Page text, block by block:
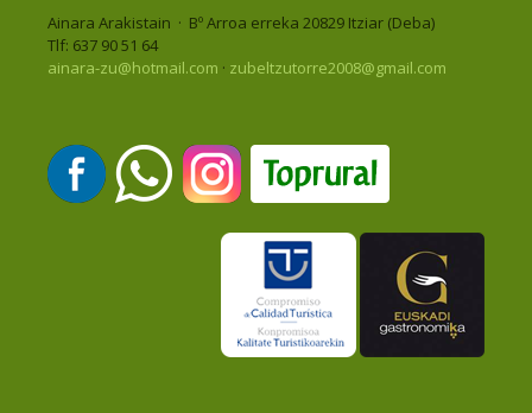
Ainara Arakistain · Bº Arroa erreka 20829 Itziar (Deba)
Tlf: 637 90 51 64
ainara-zu@hotmail.com · zubeltzutorre2008@gmail.com